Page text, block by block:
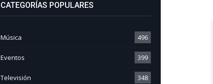
CATEGORÍAS POPULARES
Música 496
Eventos 399
Televisión 348